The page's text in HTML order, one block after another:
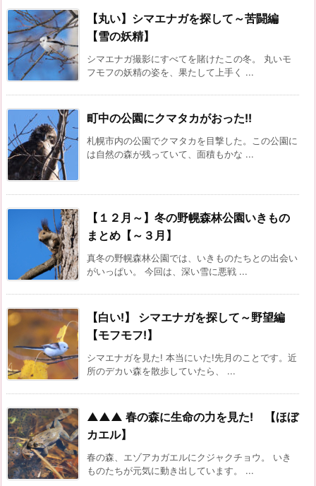
【丸い】シマエナガを探して～苦闘編
【雪の妖精】
シマエナガ撮影にすべてを賭けたこの冬。 丸いモ
フモフの妖精の姿を、果たして上手く ...
町中の公園にクマタカがおった!!
札幌市内の公園でクマタカを目撃した。この公園に
は自然の森が残っていて、面積もかな ...
【１２月～】冬の野幌森林公園いきもの
まとめ【～３月】
真冬の野幌森林公園では、いきものたちとの出会い
がいっぱい。 今回は、深い雪に悪戦 ...
【白い!】 シマエナガを探して～野望編
【モフモフ!】
シマエナガを見た! 本当にいた!先月のことです。近
所のデカい森を散歩していたら、 ...
▲▲▲ 春の森に生命の力を見た! 【ほぼ
カエル】
春の森、エゾアカガエルにクジャクチョウ。 いき
ものたちが元気に動き出しています。 ...